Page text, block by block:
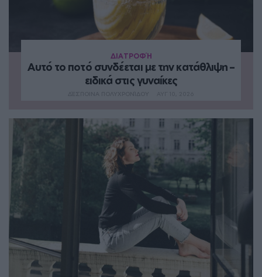
ΔΙΑΤΡΟΦΉ
Αυτό το ποτό συνδέεται με την κατάθλιψη –
ειδικά στις γυναίκες